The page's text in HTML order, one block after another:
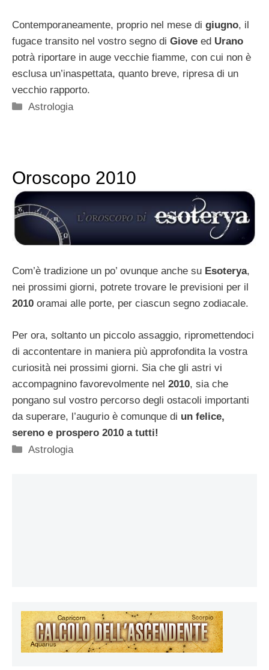
Contemporaneamente, proprio nel mese di giugno, il
fugace transito nel vostro segno di Giove ed Urano
potrà riportare in auge vecchie fiamme, con cui non è
esclusa un’inaspettata, quanto breve, ripresa di un
vecchio rapporto.
Categorie
Astrologia
Oroscopo 2010
Com’è tradizione un po’ ovunque anche su Esoterya,
nei prossimi giorni, potrete trovare le previsioni per il
2010 oramai alle porte, per ciascun segno zodiacale.
Per ora, soltanto un piccolo assaggio, ripromettendoci
di accontentare in maniera più approfondita la vostra
curiosità nei prossimi giorni. Sia che gli astri vi
accompagnino favorevolmente nel 2010, sia che
pongano sul vostro percorso degli ostacoli importanti
da superare, l’augurio è comunque di un felice,
sereno e prospero 2010 a tutti!
Categorie
Astrologia